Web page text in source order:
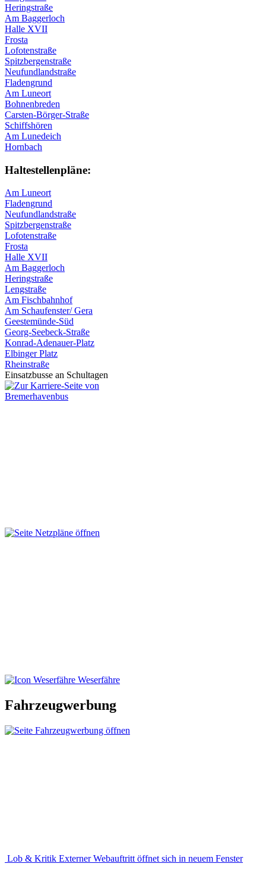
Heringstraße
Am Baggerloch
Halle XVII
Frosta
Lofotenstraße
Spitzbergenstraße
Neufundlandstraße
Fladengrund
Am Luneort
Bohnenbreden
Carsten-Börger-Straße
Schiffshören
Am Lunedeich
Hornbach
Haltestellen­pläne:
Am Luneort
Fladengrund
Neufundlandstraße
Spitzbergenstraße
Lofotenstraße
Frosta
Halle XVII
Am Baggerloch
Heringstraße
Lengstraße
Am Fischbahnhof
Am Schaufenster/ Gera
Geestemünde-Süd
Georg-Seebeck-Straße
Konrad-Adenauer-Platz
Elbinger Platz
Rheinstraße
Einsatzbusse an Schultagen
Weserfähre
Fahrzeugwerbung
Lob & Kritik Externer Webauftritt öffnet sich in neuem Fenster